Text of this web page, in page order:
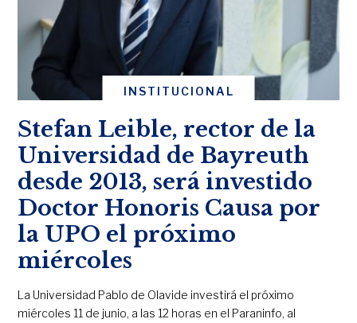
INSTITUCIONAL
Stefan Leible, rector de la
Universidad de Bayreuth
desde 2013, será investido
Doctor Honoris Causa por
la UPO el próximo
miércoles
La Universidad Pablo de Olavide investirá el próximo
miércoles 11 de junio, a las 12 horas en el Paraninfo, al